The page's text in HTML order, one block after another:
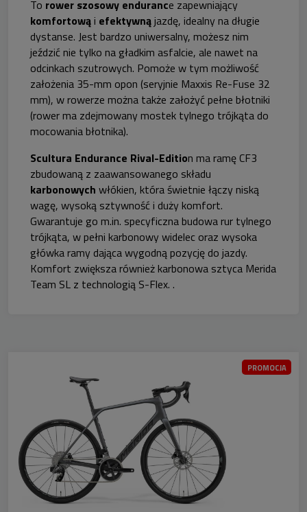
To rower szosowy endurance zapewniający
komfortowąi efektywnąjazdę, idealny na długie
dystanse. Jest bardzo uniwersalny, możesz nim
jeździć nie tylko na gładkim asfalcie, ale nawet na
odcinkach szutrowych. Pomoże w tym możliwość
założenia 35-mm opon (seryjnie Maxxis Re-Fuse 32
mm), w rowerze można także założyć pełne błotniki
(rower ma zdejmowany mostek tylnego trójkąta do
mocowania błotnika).
Scultura Endurance Rival-Edition ma ramę CF3
zbudowaną z zaawansowanego składu
karbonowych włókien, która świetnie łączy niską
wagę, wysoką sztywność i duży komfort.
Gwarantuje go m.in. specyficzna budowa rur tylnego
trójkąta, w pełni karbonowy widelec oraz wysoka
główka ramy dająca wygodną pozycję do jazdy.
Komfort zwiększa również karbonowa sztyca Merida
Team SL z technologią S-Flex. .
PROMOCJA